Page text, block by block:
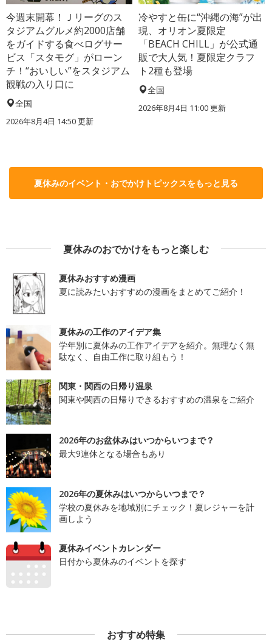
今週末開幕！Ｊリーグのス
タジアムグルメ約2000店舗
をガイドする食べログサー
ビス「スタモグ」がローン
チ！“おいしい”をスタジアム
観戦の入り口に
全国
2026年8月4日 14:50更新
冷やすと缶に“沖縄の海”が出
現、オリオン夏限定
「BEACH CHILL」が公式通
販で大人気！夏限定クラフ
ト2種も登場
全国
2026年8月4日 11:00更新
夏休みのイベント・おでかけトピックスをもっと見る
夏休みのおでかけをもっと楽しむ
夏休みおすすめ漫画
夏に読みたいおすすめの漫画をまとめてご紹介！
夏休みの工作のアイデア集
学年別に夏休みの工作アイデアを紹介。無理なく無
駄なく、自由工作に取り組もう！
関東・関西の日帰り温泉
関東や関西の日帰りできるおすすめの温泉をご紹介
2026年のお盆休みはいつからいつまで？
最大9連休となる場合もあり
2026年の夏休みはいつからいつまで？
学校の夏休みを地域別にチェック！夏レジャーを計
画しよう
夏休みイベントカレンダー
日付から夏休みのイベントを探す
おすすめ特集